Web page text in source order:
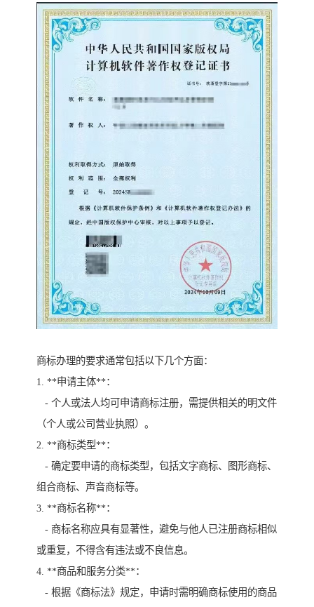
商标办理的要求通常包括以下几个方面：
1. **申请主体**：
- 个人或法人均可申请商标注册，需提供相关的明文件
（个人或公司营业执照）。
2. **商标类型**：
- 确定要申请的商标类型，包括文字商标、图形商标、
组合商标、声音商标等。
3. **商标名称**：
- 商标名称应具有显著性，避免与他人已注册商标相似
或重复，不得含有违法或不良信息。
4. **商品和服务分类**：
- 根据《商标法》规定，申请时需明确商标使用的商品